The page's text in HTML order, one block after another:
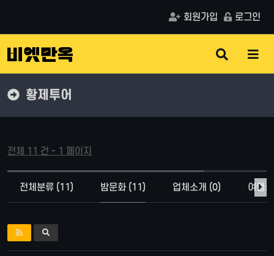
회원가입 로그인
검
색
버
메
버
황제투어
전체 11 건 - 1 페이지
전체분류 (11) 밤문화 (11) 업체소개 (0) 여행